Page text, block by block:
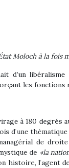
Molochàla fois
d’un libéralisme
les
à 180 degrés
d’une
de
de «la
histoire, l’agent